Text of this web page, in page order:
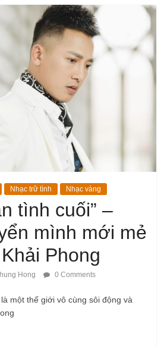
Nhạc trữ tình Nhạc vàng
tình cuối” –
mình mới mẻ
Phong
Hong 0 Comments
một thế giới vô cùng sôi động và